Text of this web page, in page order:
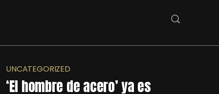
UNCATEGORIZED
‘El hombre de acero’ ya es